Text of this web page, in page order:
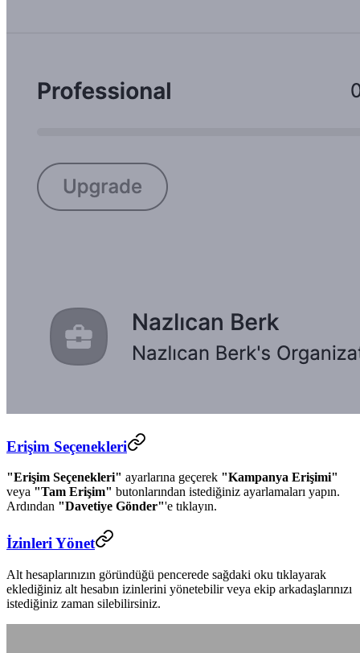
Erişim Seçenekleri
"Erişim Seçenekleri" ayarlarına geçerek "Kampanya Erişimi"
veya "Tam Erişim" butonlarından istediğiniz ayarlamaları yapın.
Ardından "Davetiye Gönder"'e tıklayın.
İzinleri Yönet
Alt hesaplarınızın göründüğü pencerede sağdaki oku tıklayarak
eklediğiniz alt hesabın izinlerini yönetebilir veya ekip arkadaşlarınızı
istediğiniz zaman silebilirsiniz.